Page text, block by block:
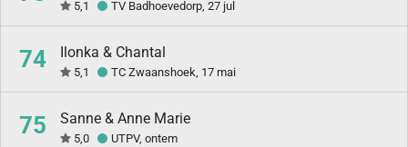
5,1 TV Badhoevedorp, 27 jul
74 Ilonka & Chantal
5,1 TC Zwaanshoek, 17 mai
75 Sanne & Anne Marie
5,0 UTPV, ontem